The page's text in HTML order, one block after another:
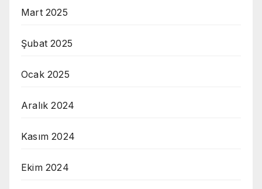
Mart 2025
Şubat 2025
Ocak 2025
Aralık 2024
Kasım 2024
Ekim 2024